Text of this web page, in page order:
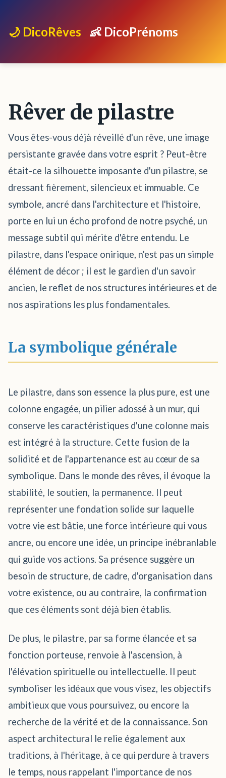
🌙 DicoRêves 👶 DicoPrénoms
Rêver de pilastre
Vous êtes-vous déjà réveillé d'un rêve, une image
persistante gravée dans votre esprit ? Peut-être
était-ce la silhouette imposante d'un pilastre, se
dressant fièrement, silencieux et immuable. Ce
symbole, ancré dans l'architecture et l'histoire,
porte en lui un écho profond de notre psyché, un
message subtil qui mérite d'être entendu. Le
pilastre, dans l'espace onirique, n'est pas un simple
élément de décor ; il est le gardien d'un savoir
ancien, le reflet de nos structures intérieures et de
nos aspirations les plus fondamentales.
La symbolique générale
Le pilastre, dans son essence la plus pure, est une
colonne engagée, un pilier adossé à un mur, qui
conserve les caractéristiques d'une colonne mais
est intégré à la structure. Cette fusion de la
solidité et de l'appartenance est au cœur de sa
symbolique. Dans le monde des rêves, il évoque la
stabilité, le soutien, la permanence. Il peut
représenter une fondation solide sur laquelle
votre vie est bâtie, une force intérieure qui vous
ancre, ou encore une idée, un principe inébranlable
qui guide vos actions. Sa présence suggère un
besoin de structure, de cadre, d'organisation dans
votre existence, ou au contraire, la confirmation
que ces éléments sont déjà bien établis.
De plus, le pilastre, par sa forme élancée et sa
fonction porteuse, renvoie à l'ascension, à
l'élévation spirituelle ou intellectuelle. Il peut
symboliser les idéaux que vous visez, les objectifs
ambitieux que vous poursuivez, ou encore la
recherche de la vérité et de la connaissance. Son
aspect architectural le relie également aux
traditions, à l'héritage, à ce qui perdure à travers
le temps, nous rappelant l'importance de nos